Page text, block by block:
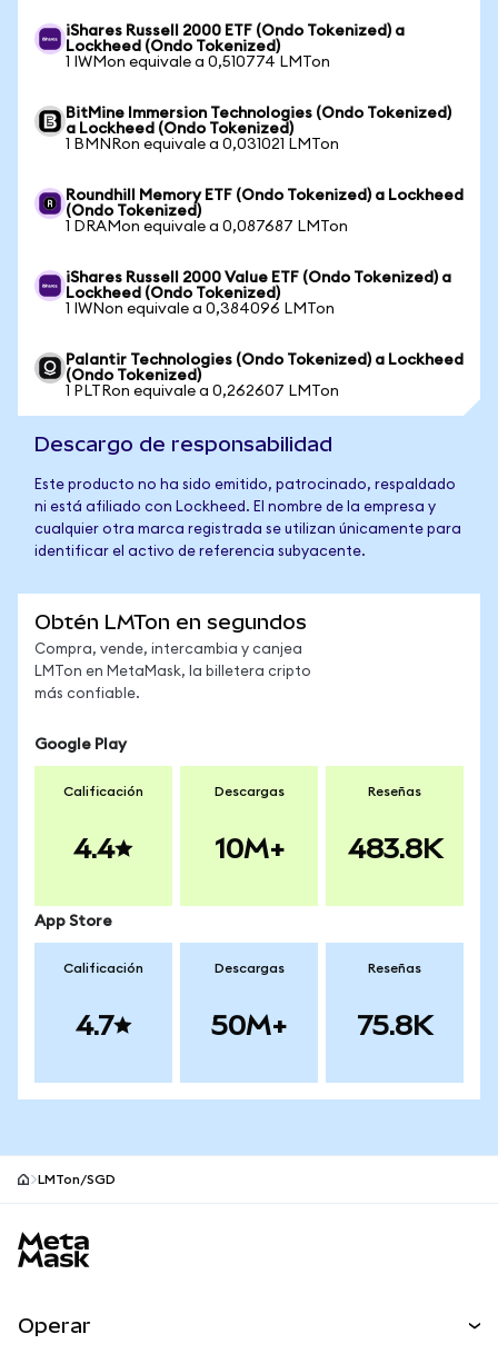
iShares Russell 2000 ETF (Ondo Tokenized) a
Lockheed (Ondo Tokenized)
1 IWMon equivale a 0,510774 LMTon
BitMine Immersion Technologies (Ondo Tokenized)
a Lockheed (Ondo Tokenized)
1 BMNRon equivale a 0,031021 LMTon
Roundhill Memory ETF (Ondo Tokenized) a Lockheed
(Ondo Tokenized)
1 DRAMon equivale a 0,087687 LMTon
iShares Russell 2000 Value ETF (Ondo Tokenized) a
Lockheed (Ondo Tokenized)
1 IWNon equivale a 0,384096 LMTon
Palantir Technologies (Ondo Tokenized) a Lockheed
(Ondo Tokenized)
1 PLTRon equivale a 0,262607 LMTon
Descargo de responsabilidad
Este producto no ha sido emitido, patrocinado, respaldado
ni está afiliado con Lockheed. El nombre de la empresa y
cualquier otra marca registrada se utilizan únicamente para
identificar el activo de referencia subyacente.
Obtén LMTon en segundos
Compra, vende, intercambia y canjea
LMTon en MetaMask, la billetera cripto
más confiable.
Google Play
Calificación
4.4
Descargas
10M+
Reseñas
483.8K
App Store
Calificación
4.7
Descargas
50M+
Reseñas
75.8K
LMTon/SGD
Operar